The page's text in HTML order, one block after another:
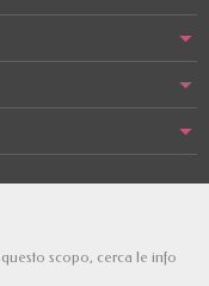
scopo, cerca le info